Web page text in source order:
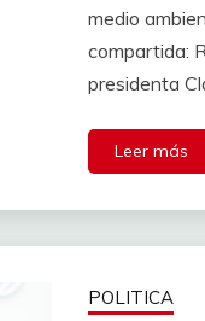
medio
compartida:
presidenta
Leer más
POLITICA